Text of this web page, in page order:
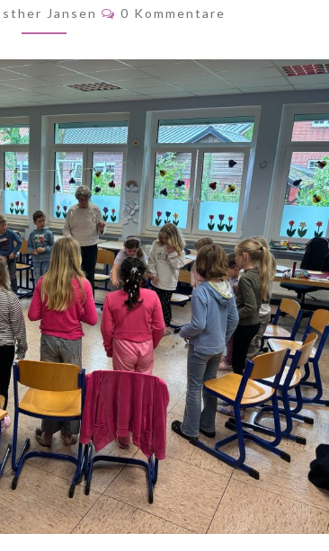
🌈
☀️
Jansen Kommentare
0 Kommentare